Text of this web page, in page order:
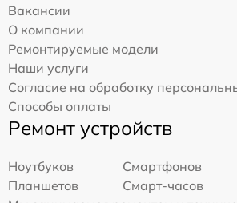
Вакансии
О компании
Ремонтируемые модели
Наши услуги
Согласие на обработку
Способы оплаты
Ремонт устройств
Ноутбуков
Смартфонов
Планшетов
Смарт-часов